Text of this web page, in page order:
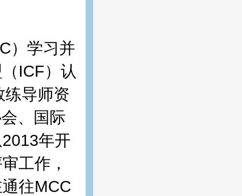
）学习并
ICF）认
练导师资
、国际
年开
工作，
往MCC